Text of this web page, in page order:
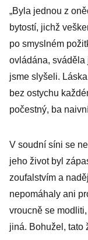
„Byla jednou z
bytostí, jichž
po smyslném
ovládána, sváděla
jsme slyšeli.
bez ostychu
počestný, ba
V soudní síni se
jeho život byl
zoufalstvím a
nepomáhaly ani
vroucně se
jiná. Bohužel, tato